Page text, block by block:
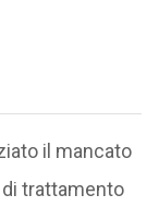
il mancato
trattamento